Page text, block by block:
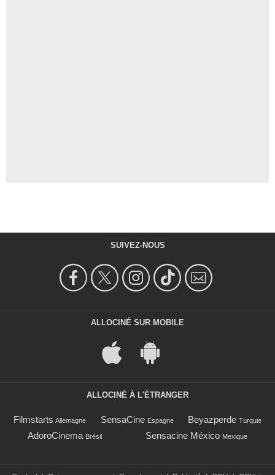
SUIVEZ-NOUS
ALLOCINÉ SUR MOBILE
ALLOCINÉ À L'ÉTRANGER
Filmstarts Allemagne SensaCine Espagne Beyazperde Turquie
AdoroCinema Brésil Sensacine México Mexique